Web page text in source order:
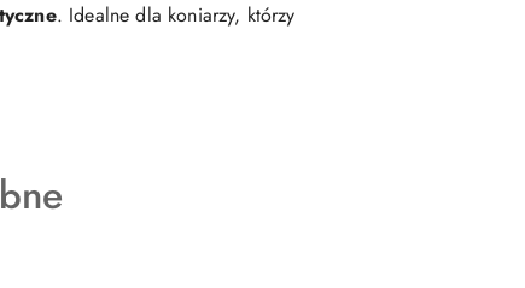
. Idealne dla koniarzy, którzy